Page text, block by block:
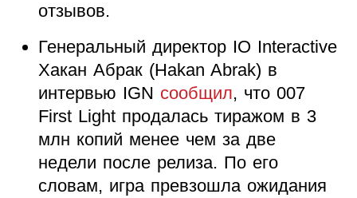
отзывов.
Генеральный директор IO Interactive
Хакан Абрак (Hakan Abrak) в
интервью IGN сообщил, что 007
First Light продалась тиражом в 3
млн копий менее чем за две
недели после релиза. По его
словам, игра превзошла ожидания